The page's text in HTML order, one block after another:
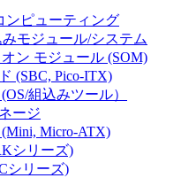
ンピューティング
モジュール/システム
ン モジュール (SOM)
(SBC, Pico-ITX)
組込みツール）
ージ
Micro-ATX)
シリーズ)
シリーズ)